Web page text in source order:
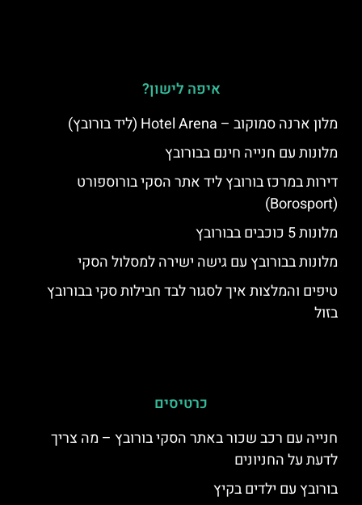
איפה לישון?
מלון ארנה סמוקוב – Hotel Arena (ליד בורובץ)
מלונות עם חנייה חינם בבורובץ
דירות במרכז בורובץ ליד אתר הסקי בורוספורט
(Borosport)
מלונות 5 כוכבים בבורובץ
מלונות בבורובץ עם גישה ישירה למסלול הסקי
טיפים והמלצות איך לסגור לבד חבילות סקי בבורובץ
בזול
כרטיסים
חנייה עם רכב שכור באתר הסקי בורובץ – מה צריך
לדעת על החניונים
בורובץ עם ילדים בקיץ